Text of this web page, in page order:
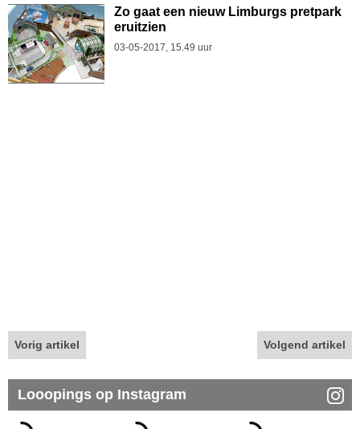
Zo gaat een nieuw Limburgs pretpark
eruitzien
03-05-2017, 15.49 uur
Vorig artikel Volgend artikel
Looopings op Instagram